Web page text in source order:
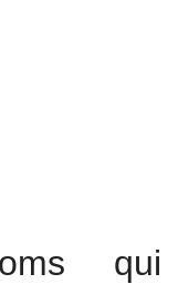
qui